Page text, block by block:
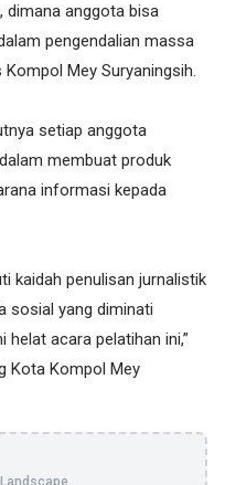
dimana anggota bisa
pengendalian massa
Mey Suryaningsih.
setiap anggota
membuat produk
informasi kepada
kaidah penulisan jurnalistik
sosial yang diminati
acara pelatihan ini,”
Kota Kompol Mey